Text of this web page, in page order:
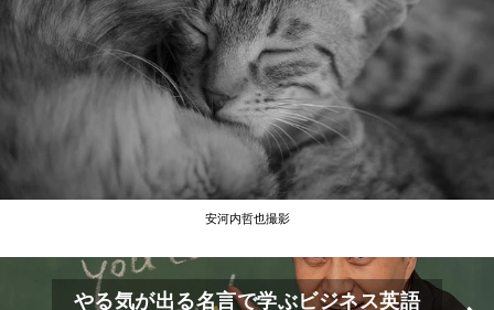
安河内哲也撮影
やる気が出る名言で学ぶビジネス英語